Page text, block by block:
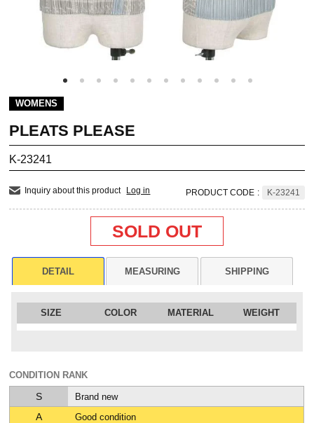
WOMENS
PLEATS PLEASE
K-23241
Inquiry about this product Log in PRODUCT CODE : K-23241
SOLD OUT
DETAIL MEASURING SHIPPING
SIZE COLOR MATERIAL WEIGHT
CONDITION RANK
S Brand new
A Good condition